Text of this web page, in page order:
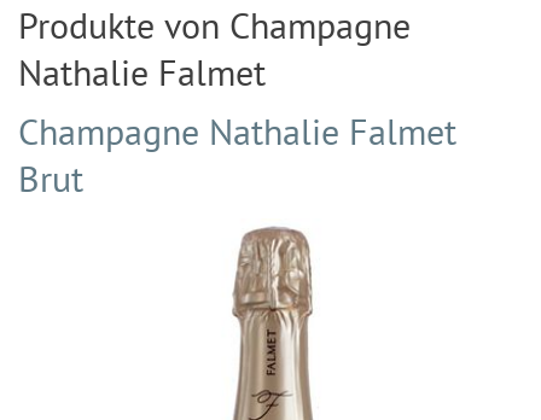
Produkte von Champagne
Nathalie Falmet
Champagne Nathalie Falmet
Brut